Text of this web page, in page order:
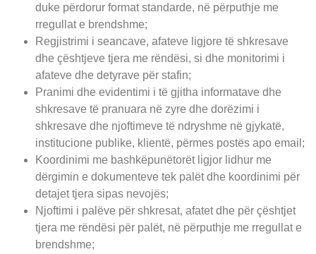
duke përdorur format standarde, në përputhje me
rregullat e brendshme;
Regjistrimi i seancave, afateve ligjore të shkresave
dhe çështjeve tjera me rëndësi, si dhe monitorimi i
afateve dhe detyrave për stafin;
Pranimi dhe evidentimi i të gjitha informatave dhe
shkresave të pranuara në zyre dhe dorëzimi i
shkresave dhe njoftimeve të ndryshme në gjykatë,
institucione publike, klientë, përmes postës apo email;
Koordinimi me bashkëpunëtorët ligjor lidhur me
dërgimin e dokumenteve tek palët dhe koordinimi për
detajet tjera sipas nevojës;
Njoftimi i palëve për shkresat, afatet dhe për çështjet
tjera me rëndësi për palët, në përputhje me rregullat e
brendshme;